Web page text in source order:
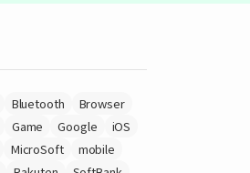
Bluetooth
Browser
Game Google
iOS
MicroSoft
mobile